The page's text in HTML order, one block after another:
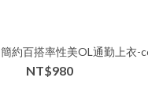
簡約百搭率性美OL通勤上衣
NT$980